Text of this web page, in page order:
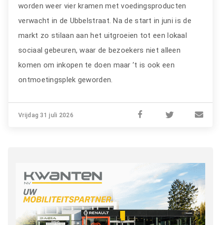
worden weer vier kramen met voedingsproducten
verwacht in de Ubbelstraat. Na de start in juni is de
markt zo stilaan aan het uitgroeien tot een lokaal
sociaal gebeuren, waar de bezoekers niet alleen
komen om inkopen te doen maar ’t is ook een
ontmoetingsplek geworden.
Vrijdag 31 juli 2026